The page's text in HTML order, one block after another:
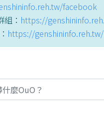
facebook
： https://
https://